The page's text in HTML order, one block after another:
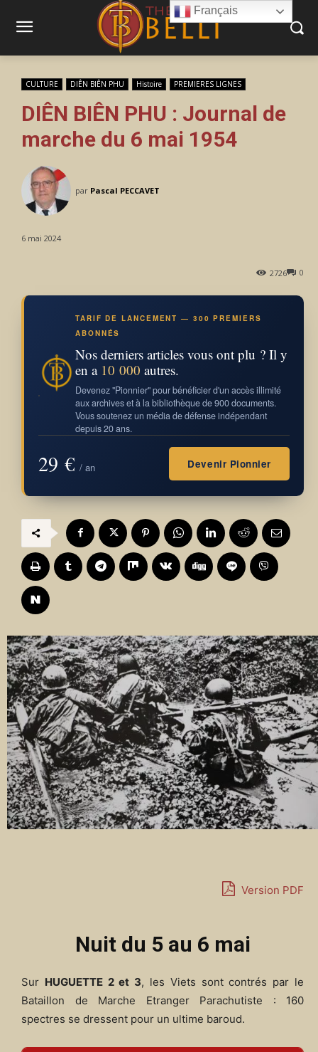
CULTURE DIÊN BIÊN PHU Histoire PREMIERES LIGNES
DIÊN BIÊN PHU : Journal de
marche du 6 mai 1954
par Pascal PECCAVET
6 mai 2024
0
2726
TARIF DE LANCEMENT — 300 PREMIERS
ABONNÉS
Nos derniers articles vous ont plu ? Il y
en a 10 000 autres.
Devenez "Pionnier" pour bénéficier d'un accès illimité
aux archives et à la bibliothèque de 900 documents.
Vous soutenez un média de défense indépendant
depuis 20 ans.
29 € / an Devenir Pionnier
Version PDF
Nuit du 5 au 6 mai
Sur HUGUETTE 2 et 3, les Viets sont contrés par le
Bataillon de Marche Etranger Parachutiste : 160
spectres se dressent pour un ultime baroud.
Français